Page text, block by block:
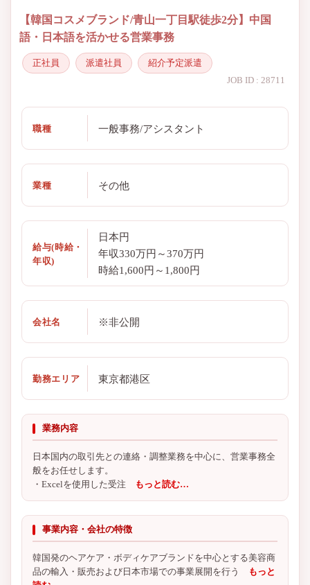
【韓国コスメブランド/青山一丁目駅徒歩2分】中国
語・日本語を活かせる営業事務
正社員 派遣社員
紹介予定派遣
JOB ID : 28711
職種 一般事務/アシスタント
業種 その他
給与(時給・
年収)
日本円
年収330万円～370万円
時給1,600円～1,800円
会社名 ※非公開
勤務エリア 東京都港区
業務内容
日本国内の取引先との連絡・調整業務を中心に、営業事務全
般をお任せします。
・Excelを使用した受注 もっと読む…
事業内容・会社の特徴
韓国発のヘアケア・ボディケアブランドを中心とする美容商
品の輸入・販売および日本市場での事業展開を行う
もっと